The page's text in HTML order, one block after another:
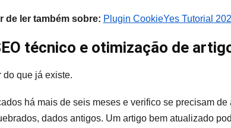
de ler também sobre: Plugin CookieYes Tutorial
técnico e otimização de
do que já existe.
há mais de seis meses e verifico se precisam
dados antigos. Um artigo bem atualizado